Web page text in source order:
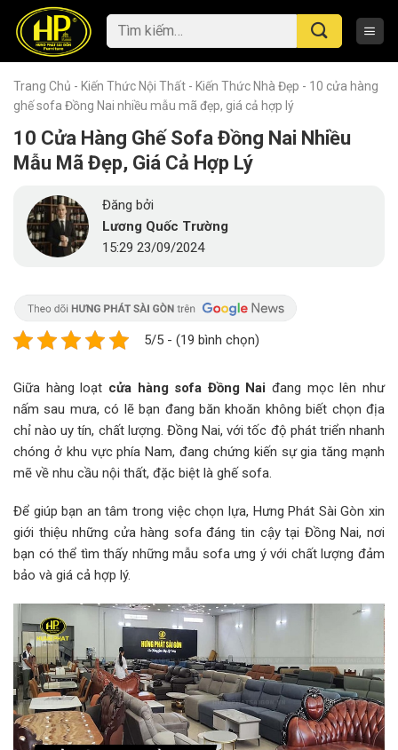
content
Tìm
kiếm:
Trang Chủ - Kiến Thức Nội Thất - Kiến Thức Nhà Đẹp - 10 cửa hàng
ghế sofa Đồng Nai nhiều mẫu mã đẹp, giá cả hợp lý
10 Cửa Hàng Ghế Sofa Đồng Nai Nhiều
Mẫu Mã Đẹp, Giá Cả Hợp Lý
Đăng bởi
Lương Quốc Trường
15:29 23/09/2024
5/5 - (19 bình chọn)
Giữa hàng loạt cửa hàng sofa Đồng Nai đang mọc lên như
nấm sau mưa, có lẽ bạn đang băn khoăn không biết chọn địa
chỉ nào uy tín, chất lượng. Đồng Nai, với tốc độ phát triển nhanh
chóng ở khu vực phía Nam, đang chứng kiến sự gia tăng mạnh
mẽ về nhu cầu nội thất, đặc biệt là ghế sofa.
Để giúp bạn an tâm trong việc chọn lựa, Hưng Phát Sài Gòn xin
giới thiệu những cửa hàng sofa đáng tin cậy tại Đồng Nai, nơi
bạn có thể tìm thấy những mẫu sofa ưng ý với chất lượng đảm
bảo và giá cả hợp lý.